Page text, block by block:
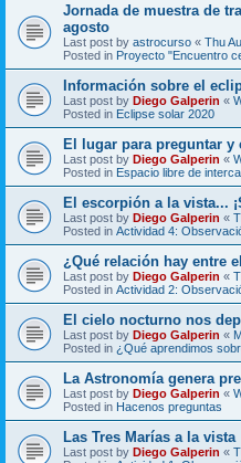
Jornada de muestra de
agosto
Last post by astrocurso « Thu
Posted in Proyecto "Encuentro
Información sobre el
Last post by Diego Galperin «
Posted in Eclipse solar 2020
El lugar para preguntar
Last post by Diego Galperin «
Posted in Espacio libre de
El escorpión a la vista...
Last post by Diego Galperin «
Posted in Actividad 4:
¿Qué relación hay entre
Last post by Diego Galperin «
Posted in Actividad 2:
El cielo nocturno nos
Last post by Diego Galperin «
Posted in ¿Qué aprendimos
La Astronomía genera
Last post by Diego Galperin «
Posted in Hacenos preguntas
Las Tres Marías a la vista
Last post by Diego Galperin «